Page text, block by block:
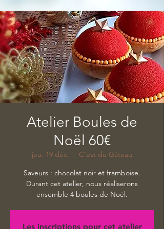
Atelier Boules de
Noël 60€
jeu. 19 déc.
  |
C'est du Gâteau
Saveurs : chocolat noir et framboise.
Durant cet atelier, nous réaliserons
ensemble 4 boules de Noël.
Les inscriptions pour cet atelier